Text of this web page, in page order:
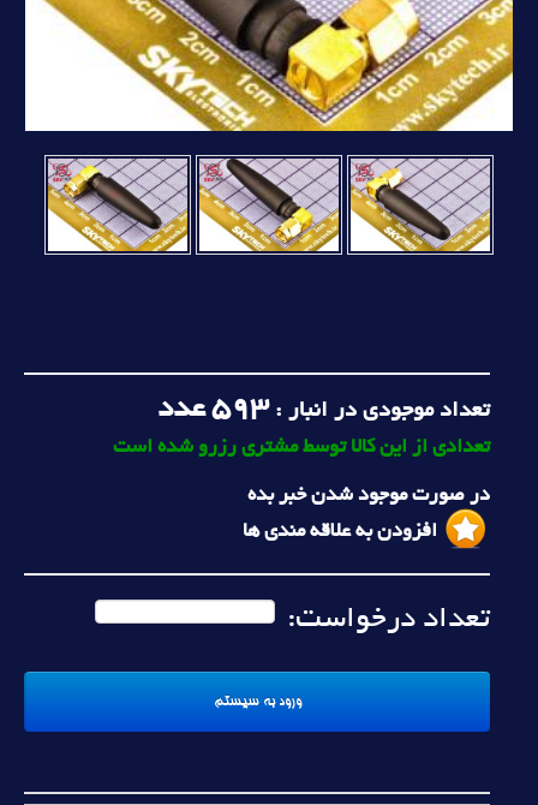
تعداد موجودی در انبار :593 عدد
تعدادی از این کالا توسط مشتری رزرو شده است
در صورت موجود شدن خبر بده
افزودن به علاقه مندی ها
تعداد درخواست: